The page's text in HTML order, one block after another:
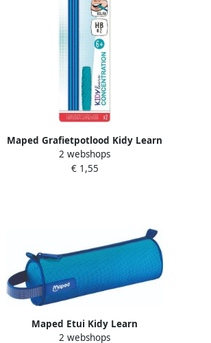
Maped Grafietpotlood Kidy Learn
Concentration met kauwtopper
setà 2 stuks blauw
2 webshops
€ 1,55
Maped Etui Kidy Learn
Concentration rond blauw
2 webshops